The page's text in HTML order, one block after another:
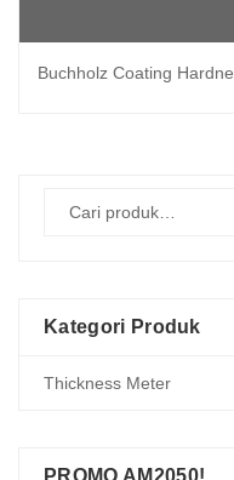
Buchholz Coating
Kategori Produk
PROMO AM2050!